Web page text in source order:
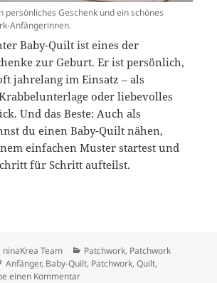
persönliches Geschenk und ein schönes
Anfängerinnen.
Baby-Quilt ist eines der
zur Geburt. Er ist persönlich,
jahrelang im Einsatz – als
oder liebevolles
Und das Beste: Auch als
du einen Baby-Quilt nähen,
einfachen Muster startest und
für Schritt aufteilst.
Einfache Anleitung für Anfänger
Autor
ninaKrea Team Kategorien
Patchwork, Patchwork
Schlagwörter
Anfänger, Baby-Quilt, Patchwork,Quilt,
einen Kommentarzu Baby-Quilt nähen: Einfache